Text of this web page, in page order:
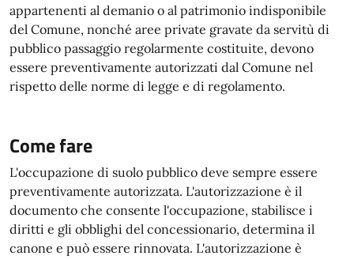
appartenenti al demanio o al patrimonio indisponibile
del Comune, nonché aree private gravate da servitù di
pubblico passaggio regolarmente costituite, devono
essere preventivamente autorizzati dal Comune nel
rispetto delle norme di legge e di regolamento.
Come fare
L'occupazione di suolo pubblico deve sempre essere
preventivamente autorizzata. L'autorizzazione è il
documento che consente l'occupazione, stabilisce i
diritti e gli obblighi del concessionario, determina il
canone e può essere rinnovata. L'autorizzazione è